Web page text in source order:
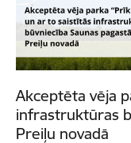
Akceptēta vēja
infrastruktūras
Preiļu novadā